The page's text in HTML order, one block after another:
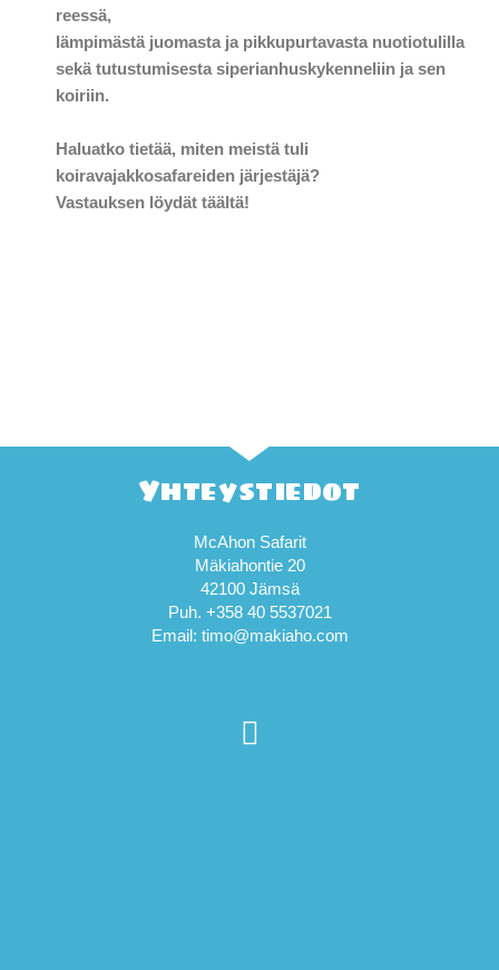
reessä,
lämpimästä juomasta ja pikkupurtavasta nuotiotulilla
sekä tutustumisesta siperianhuskykenneliin ja sen
koiriin.
Haluatko tietää, miten meistä tuli
koiravajakkosafareiden järjestäjä?
Vastauksen löydät täältä!
Yhteystiedot
McAhon Safarit
Mäkiahontie 20
42100 Jämsä
Puh. +358 40 5537021
Email: timo@makiaho.com
F
a